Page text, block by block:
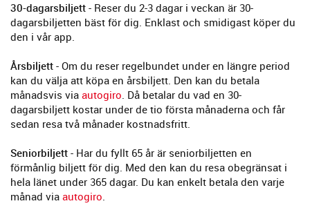
30-dagarsbiljett - Reser du 2-3 dagar i veckan är 30-
dagarsbiljetten bäst för dig. Enklast och smidigast köper du
den i vår app.
Årsbiljett - Om du reser regelbundet under en längre period
kan du välja att köpa en årsbiljett. Den kan du betala
månadsvis via autogiro. Då betalar du vad en 30-
dagarsbiljett kostar under de tio första månaderna och får
sedan resa två månader kostnadsfritt.
Seniorbiljett - Har du fyllt 65 år är seniorbiljetten en
förmånlig biljett för dig. Med den kan du resa obegränsat i
hela länet under 365 dagar. Du kan enkelt betala den varje
månad via autogiro.